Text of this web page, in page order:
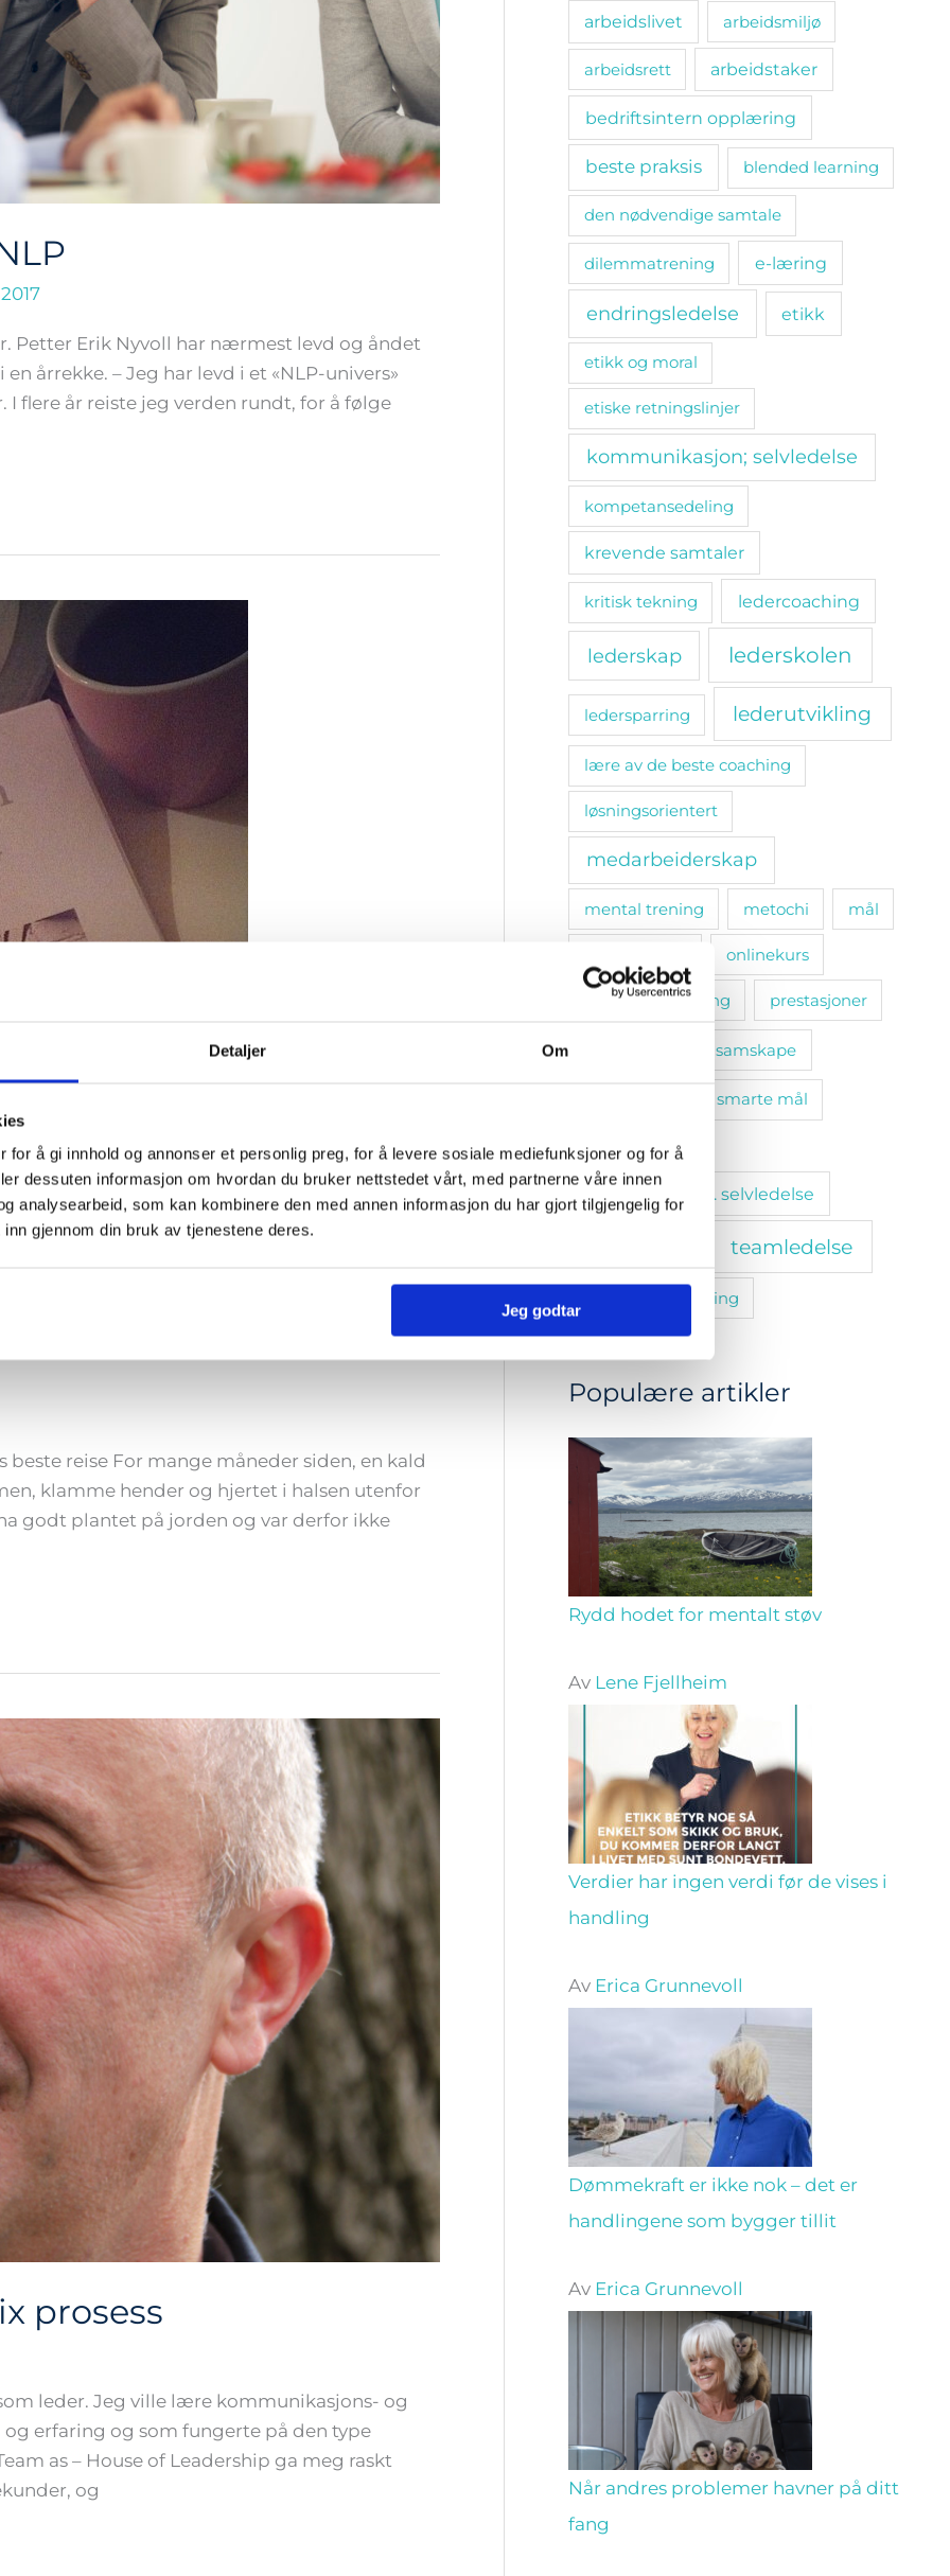
Detaljer Om
for å gi innhold og annonser et personlig preg, for å levere sosiale mediefunksjoner og for å
dessuten informasjon om hvordan du bruker nettstedet vårt, med partnerne våre innen
analysearbeid, som kan kombinere den med annen informasjon du har gjort tilgjengelig for
gjennom din bruk av tjenestene deres.
Jeg godtar
Petter Erik Nyvoll har nærmest levd og åndet
årrekke. – Jeg har levd i et «NLP-univers»
I flere år reiste jeg verden rundt, for å følge
reise For mange måneder siden, en kald
klamme hender og hjertet i halsen utenfor
godt plantet på jorden og var derfor ikke
prosess
leder. Jeg ville lære kommunikasjons- og
erfaring og som fungerte på den type
as – House of Leadership ga meg raskt
og
arbeidslivet arbeidsmiljø
arbeidsrett arbeidstaker
bedriftsintern opplæring
beste praksis blended learning
den nødvendige samtale
dilemmatrening e-læring
endringsledelse etikk
etikk og moral
etiske retningslinjer
kommunikasjon; selvledelse
kompetansedeling
krevende samtaler
kritisk tekning ledercoaching
lederskap lederskolen
ledersparring lederutvikling
lære av de beste coaching
løsningsorientert
medarbeiderskap
mental trening metochi mål
onlinekurs
personlig utvikling prestasjoner
samskape
smarte mål
sosiale bånd
stressmestring. selvledelse
teamledelse
utvikling
Populære artikler
Rydd hodet for mentalt støv
Av Lene Fjellheim
Verdier har ingen verdi før de vises i
handling
Av Erica Grunnevoll
Dømmekraft er ikke nok – det er
handlingene som bygger tillit
Av Erica Grunnevoll
Når andres problemer havner på ditt
fang